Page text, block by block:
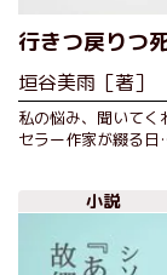
行きつ戻りつ
垣谷美雨［著］
私の悩み、聞いて
セラー作家が綴る
小説